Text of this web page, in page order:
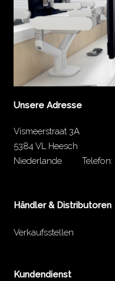
Unsere Adresse
Vismeerstraat 3A
5384 VL Heesch
Niederlande
Telefon:
Händler & Distributoren
Verkaufsstellen
Kundendienst